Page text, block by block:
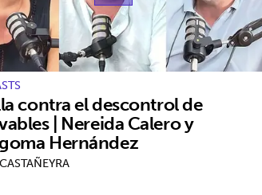
contra el descontrol de
| Nereida Calero y
Hernández